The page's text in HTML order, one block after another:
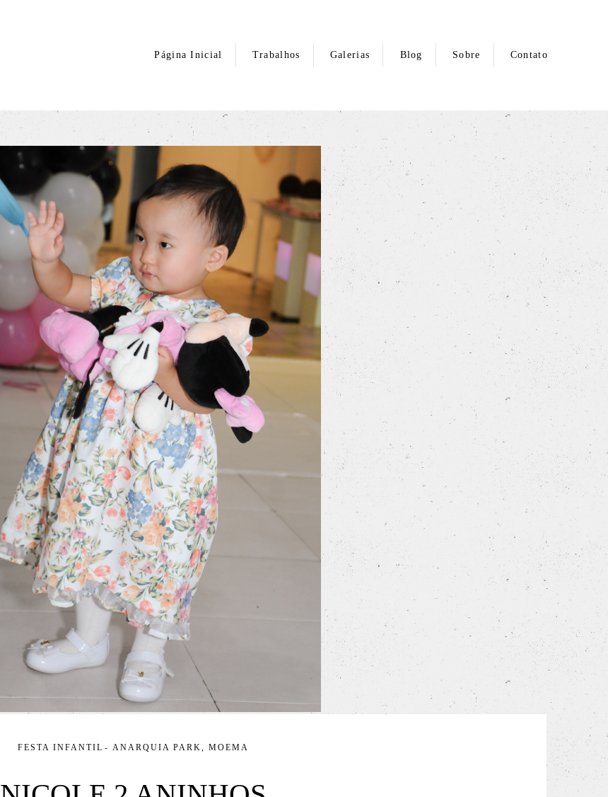
Página Inicial Trabalhos Galerias Blog Sobre Contato
FESTA INFANTIL ANARQUIA PARK, MOEMA